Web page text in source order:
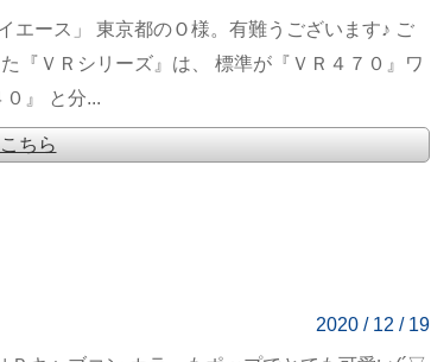
ース」 東京都のＯ様。有難うございます♪ ご
『ＶＲシリーズ』は、 標準が『ＶＲ４７０』ワ
』 と分...
ちら
2020 / 12 / 19